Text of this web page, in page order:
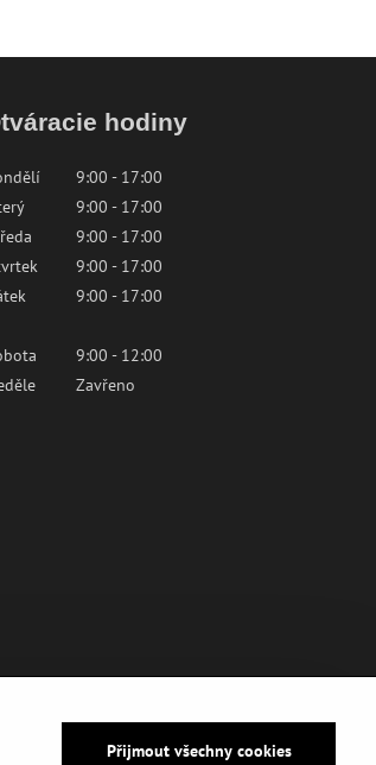
hodiny
9:00 - 17:00
9:00 - 17:00
9:00 - 17:00
9:00 - 17:00
9:00 - 17:00
9:00 - 12:00
Zavřeno
Přijmout všechny cookies